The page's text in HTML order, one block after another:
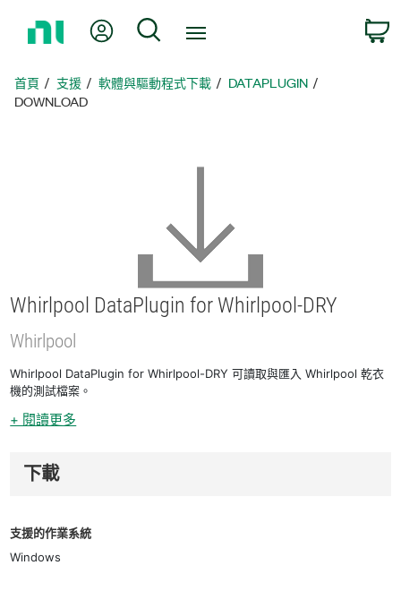
頁
我的帳號 搜尋
首頁 支援 軟體與驅動程式下載
DATAPLUGIN
DOWNLOAD
Whirlpool DataPlugin for Whirlpool-DRY
Whirlpool
Whirlpool DataPlugin for Whirlpool-DRY 可讀取與匯入 Whirlpool 乾衣
機的測試檔案。
+ 閱讀更多
下載
支援的作業系統
Windows